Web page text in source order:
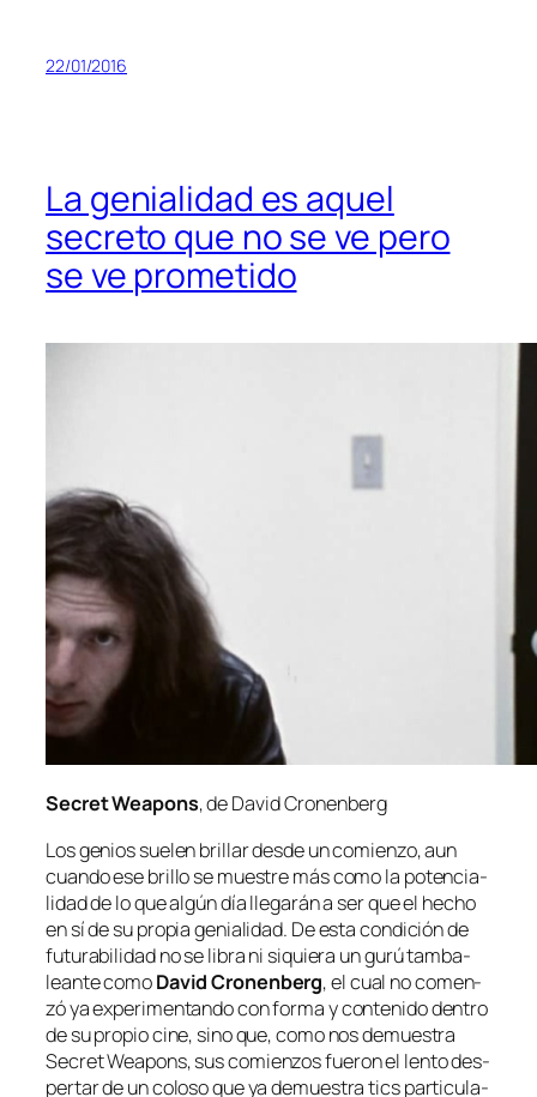
22/01/2016
La genialidad es aquel
secreto que no se ve pero
se ve prometido
Secret Weapons, de David Cronenberg
Los ge­nios sue­len bri­llar des­de un co­mien­zo, aun
cuan­do ese bri­llo se mues­tre más co­mo la po­ten­cia­
li­dad de lo que al­gún día lle­ga­rán a ser que el he­cho
en sí de su pro­pia ge­nia­li­dad. De es­ta con­di­ción de
fu­tu­ra­bi­li­dad no se li­bra ni si­quie­ra un gu­rú tam­ba­
lean­te co­moDavid Cronenberg, el cual no co­men­
zó ya ex­pe­ri­men­tan­do con for­ma y con­te­ni­do den­tro
de su pro­pio ci­ne, sino que, co­mo nos de­mues­tra
Secret Weapons, sus co­mien­zos fue­ron el len­to des­
per­tar de un co­lo­so que ya de­mues­tra tics par­ti­cu­la­